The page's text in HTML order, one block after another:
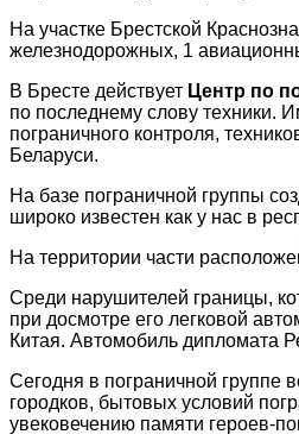
На участке Брестской
железнодорожных, 1
В Бресте действует Центр по
по последнему слову техники.
пограничного контроля,
Беларуси.
На базе пограничной группы
широко известен как у нас в
На территории части
Среди нарушителей границы,
при досмотре его легковой
Китая. Автомобиль дипломата
Сегодня в пограничной группе
городков, бытовых условий
увековечению памяти героев-